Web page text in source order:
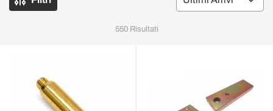
550Risultati